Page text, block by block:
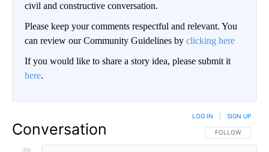
civil and constructive conversation.
Please keep your comments respectful and relevant. You
can review our Community Guidelines by clicking here
If you would like to share a story idea, please submit it
here.
Conversation FOLLOW THIS
FOLLOW
LOG IN SIGN UP